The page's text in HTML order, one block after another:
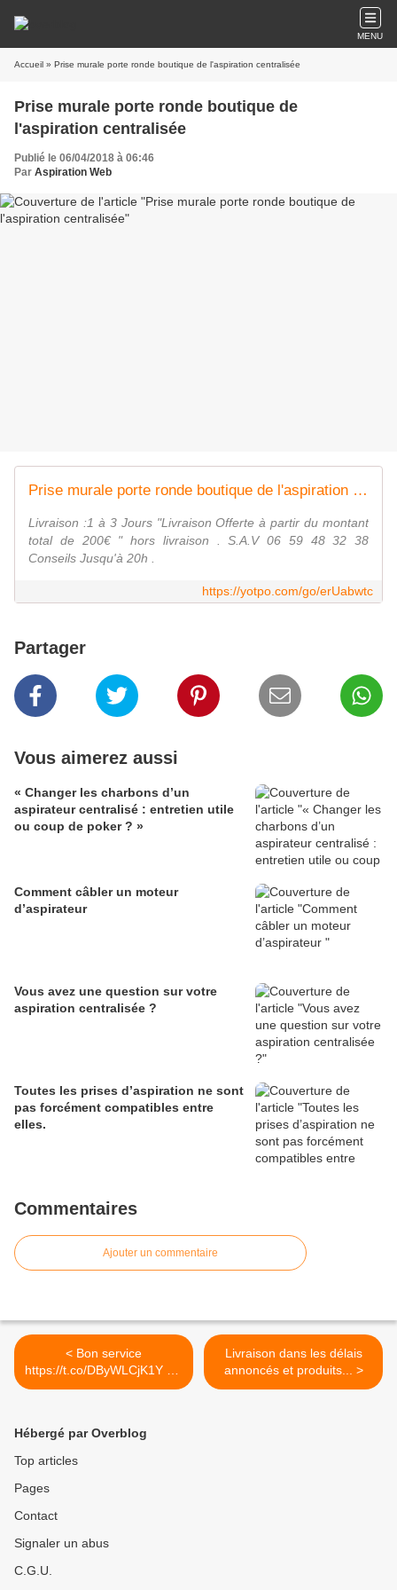
MENU
Accueil » Prise murale porte ronde boutique de l'aspiration centralisée
Prise murale porte ronde boutique de
l'aspiration centralisée
Publié le 06/04/2018 à 06:46
Par Aspiration Web
Prise murale porte ronde boutique de l'aspiration centralisée
Livraison :1 à 3 Jours "Livraison Offerte à partir du montant
total de 200€ " hors livraison . S.A.V 06 59 48 32 38
Conseils Jusqu'à 20h .
https://yotpo.com/go/erUabwtc
Partager
Vous aimerez aussi
« Changer les charbons d’un
aspirateur centralisé : entretien utile
ou coup de poker ? »
Comment câbler un moteur
d’aspirateur
Vous avez une question sur votre
aspiration centralisée ?
Toutes les prises d’aspiration ne sont
pas forcément compatibles entre
elles.
Commentaires
Ajouter un commentaire
< Bon service
https://t.co/DByWLCjK1Y via
@yotpo
Livraison dans les délais
annoncés et produits... >
Hébergé par Overblog
Top articles
Pages
Contact
Signaler un abus
C.G.U.